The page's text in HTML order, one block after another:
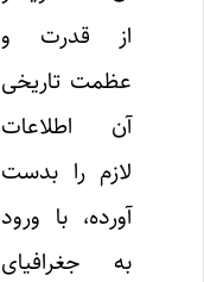
از قدرت و
عظمت تاریخی
آن اطلاعات
لازم را بدست
آورده، با ورود
به جغرافیای